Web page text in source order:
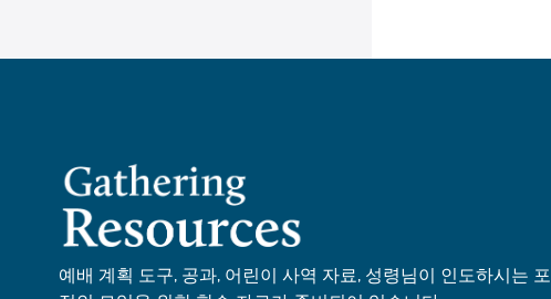
예배 계획 도구, 공과, 어린이 사역 자료, 성령님이 인도하시는